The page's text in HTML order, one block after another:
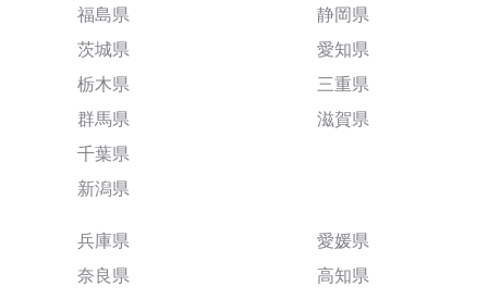
福島県
茨城県
栃木県
群馬県
千葉県
新潟県
静岡県
愛知県
三重県
滋賀県
兵庫県
奈良県
愛媛県
高知県